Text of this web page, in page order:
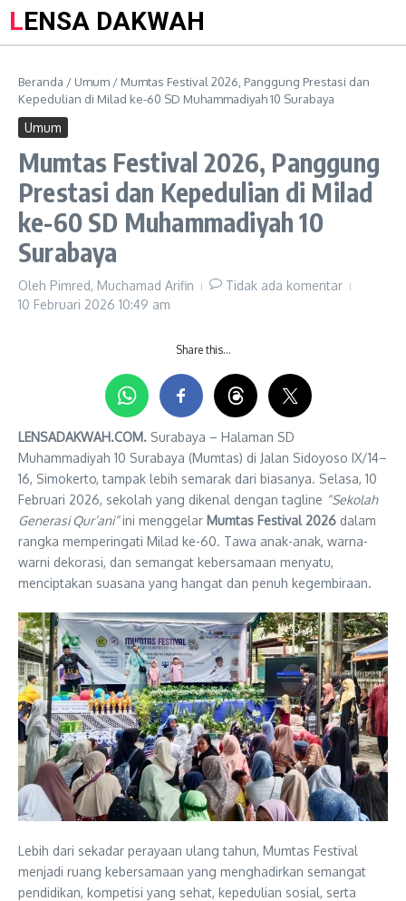
LENSA DAKWAH
Beranda / Umum / Mumtas Festival 2026, Panggung Prestasi dan
Kepedulian di Milad ke-60 SD Muhammadiyah 10 Surabaya
Umum
Mumtas Festival 2026, Panggung
Prestasi dan Kepedulian di Milad
ke-60 SD Muhammadiyah 10
Surabaya
Oleh Pimred, Muchamad Arifin
Tidak ada komentar
10 Februari 2026 10:49 am
Share this…
LENSADAKWAH.COM. Surabaya – Halaman SD
Muhammadiyah 10 Surabaya (Mumtas) di Jalan Sidoyoso IX/14–
16, Simokerto, tampak lebih semarak dari biasanya. Selasa, 10
Februari 2026, sekolah yang dikenal dengan tagline “Sekolah
Generasi Qur’ani”ini menggelar Mumtas Festival 2026 dalam
rangka memperingati Milad ke-60. Tawa anak-anak, warna-
warni dekorasi, dan semangat kebersamaan menyatu,
menciptakan suasana yang hangat dan penuh kegembiraan.
Lebih dari sekadar perayaan ulang tahun, Mumtas Festival
menjadi ruang kebersamaan yang menghadirkan semangat
pendidikan, kompetisi yang sehat, kepedulian sosial, serta